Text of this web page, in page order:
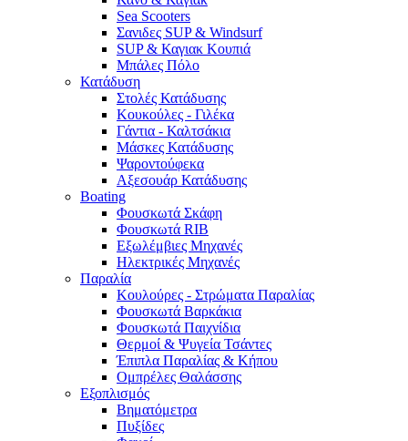
Sea Scooters
Σανιδες SUP & Windsurf
SUP & Καγιακ Κουπιά
Μπάλες Πόλο
Κατάδυση
Στολές Κατάδυσης
Κουκούλες - Γιλέκα
Γάντια - Καλτσάκια
Μάσκες Κατάδυσης
Ψαροντούφεκα
Αξεσουάρ Κατάδυσης
Boating
Φουσκωτά Σκάφη
Φουσκωτά RIB
Εξωλέμβιες Μηχανές
Ηλεκτρικές Μηχανές
Παραλία
Κουλούρες - Στρώματα Παραλίας
Φουσκωτά Βαρκάκια
Φουσκωτά Παιχνίδια
Θερμοί & Ψυγεία Τσάντες
Έπιπλα Παραλίας & Κήπου
Ομπρέλες Θαλάσσης
Εξοπλισμός
Βηματόμετρα
Πυξίδες